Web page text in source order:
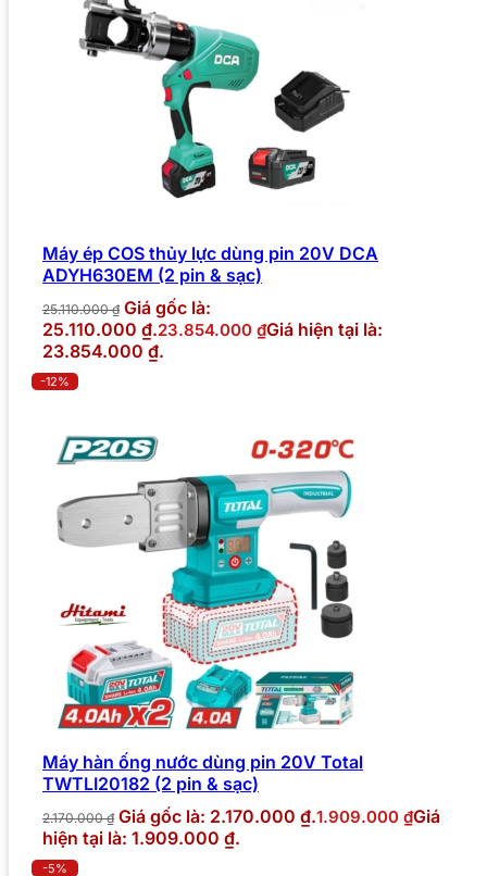
Máy ép COS thủy lực dùng pin 20V DCA
ADYH630EM (2 pin & sạc)
25.110.000₫ Giá gốc là:
25.110.000 ₫.23.854.000 ₫Giá hiện tại là:
23.854.000 ₫.
-12%
Máy hàn ống nước dùng pin 20V Total
TWTLI20182 (2 pin & sạc)
2.170.000₫ Giá gốc là: 2.170.000 ₫.1.909.000 ₫Giá
hiện tại là: 1.909.000 ₫.
-5%